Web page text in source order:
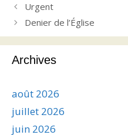
Urgent
Denier de l’Église
Archives
août 2026
juillet 2026
juin 2026